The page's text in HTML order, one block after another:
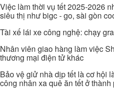
Việc làm thời vụ tết 2025-2026
siêu thị như bigc - go, sài gòn
Tài xế lái xe công nghệ: chạy
Nhân viên giao hàng làm việc
thương mại điện tử khác
Bảo vệ giử nhà dịp tết là cơ hội
công nhân xa quê ăn tết ở